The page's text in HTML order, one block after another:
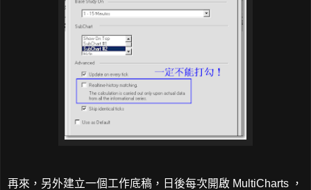
再來，另外建立一個工作底稿，日後每次開啟 MultiCharts ，